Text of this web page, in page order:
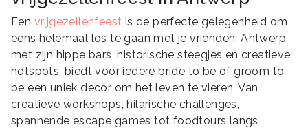
Een vrijgezellenfeest is de perfecte gelegenheid om
eens helemaal los te gaan met je vrienden. Antwerp,
met zijn hippe bars, historische steegjes en creatieve
hotspots, biedt voor iedere bride to be of groom to
be een uniek decor om het leven te vieren. Van
creatieve workshops, hilarische challenges,
spannende escape games tot foodtours langs